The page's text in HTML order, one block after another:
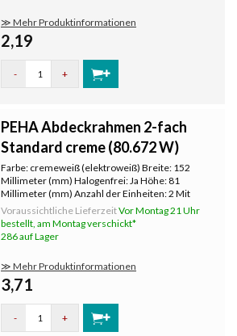
≫ Mehr Produktinformationen
2,19
- +
PEHA Abdeckrahmen 2-fach
Standard creme (80.672 W)
Farbe: cremeweiß (elektroweiß) Breite: 152
Millimeter (mm) Halogenfrei: Ja Höhe: 81
Millimeter (mm) Anzahl der Einheiten: 2 Mit
Klappdeckel: Nein Oberflächenschutz:
unbehandelt Textfeld/Beschriftungsfläche: Nein
Werkstoffgüte: Duroplast Werkstoff:
Voraussichtliche LieferzeitVor Montag 21 Uhr
bestellt, am Montag verschickt*
286 auf Lager
≫ Mehr Produktinformationen
3,71
- +